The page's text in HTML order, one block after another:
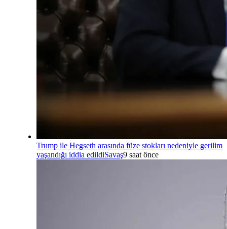
Trump ile Hegseth arasında füze stokları nedeniyle gerilim
yaşandığı iddia edildiSavaş9 saat önce